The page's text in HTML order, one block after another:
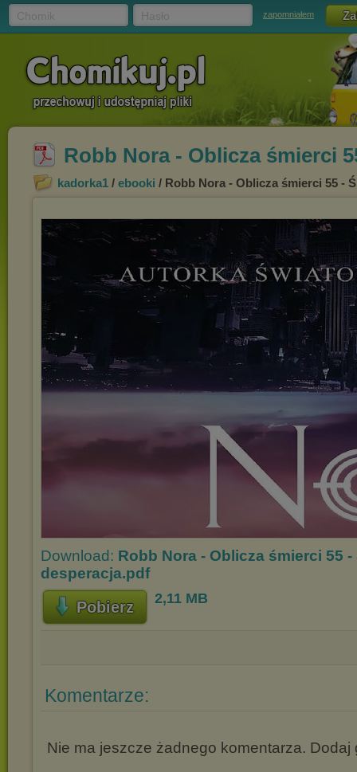
zapomniałem
Robb Nora - Oblicza śmierci
kadorka1 / ebooki / Robb Nora - Oblicza śmierci 55 -
Download: Robb Nora - Oblicza śmierci 55
desperacja.pdf
Pobierz 2,11 MB
Komentarze:
Nie ma jeszcze żadnego komentarza. Dodaj